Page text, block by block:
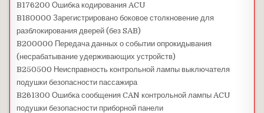
B176200 Ошибка кодирования ACU
B180000 Зарегистрировано боковое столкновение для
разблокирования дверей (без SAB)
B200000 Передача данных о событии опрокидывания
(несрабатывание удерживающих устройств)
B250500 Неисправность контрольной лампы выключателя
подушки безопасности пассажира
B261300 Ошибка сообщения CAN контрольной лампы ACU
подушки безопасности приборной панели